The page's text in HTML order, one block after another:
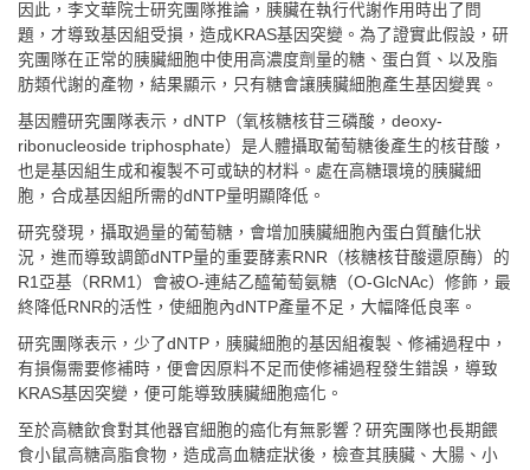
因此，李文華院士研究團隊推論，胰臟在執行代謝作用時出了問
題，才導致基因組受損，造成KRAS基因突變。為了證實此假設，研
究團隊在正常的胰臟細胞中使用高濃度劑量的糖、蛋白質、以及脂
肪類代謝的產物，結果顯示，只有糖會讓胰臟細胞產生基因變異。
基因體研究團隊表示，dNTP（氧核糖核苷三磷酸，deoxy-
ribonucleoside triphosphate）是人體攝取葡萄糖後產生的核苷酸，
也是基因組生成和複製不可或缺的材料。處在高糖環境的胰臟細
胞，合成基因組所需的dNTP量明顯降低。
研究發現，攝取過量的葡萄糖，會增加胰臟細胞內蛋白質醣化狀
況，進而導致調節dNTP量的重要酵素RNR（核糖核苷酸還原酶）的
R1亞基（RRM1）會被O-連結乙醯葡萄氨糖（O-GlcNAc）修飾，最
終降低RNR的活性，使細胞內dNTP產量不足，大幅降低良率。
研究團隊表示，少了dNTP，胰臟細胞的基因組複製、修補過程中，
有損傷需要修補時，便會因原料不足而使修補過程發生錯誤，導致
KRAS基因突變，便可能導致胰臟細胞癌化。
至於高糖飲食對其他器官細胞的癌化有無影響？研究團隊也長期餵
食小鼠高糖高脂食物，造成高血糖症狀後，檢查其胰臟、大腸、小